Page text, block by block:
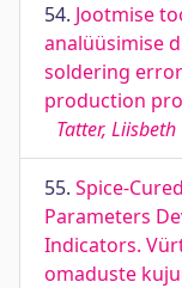
54. Jootmise
analüüsimise
soldering
production
Tatter, Liisbeth
55. Spice-
Parameters
Indicators.
omaduste